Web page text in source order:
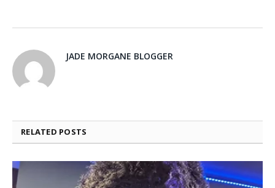
JADE MORGANE BLOGGER
RELATED POSTS